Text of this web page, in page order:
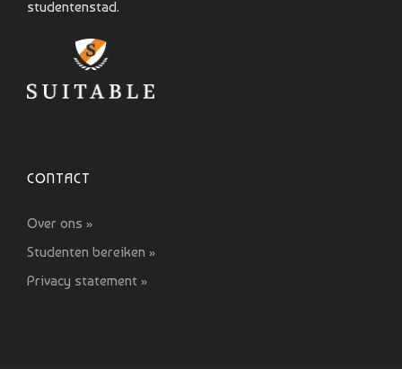
studentenstad.
CONTACT
Over ons »
Studenten bereiken »
Privacy statement »